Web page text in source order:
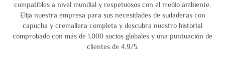
compatibles a nivel mundial y respetuosos con el medio ambiente.
Elija nuestra empresa para sus necesidades de sudaderas con
capucha y cremallera completa y descubra nuestro historial
comprobado con más de 1.000 socios globales y una puntuación de
clientes de 4,9/5.